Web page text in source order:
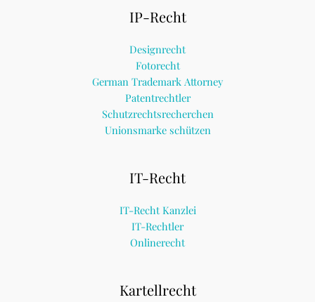
IP-Recht
Designrecht
Fotorecht
German Trademark Attorney
Patentrechtler
Schutzrechtsrecherchen
Unionsmarke schützen
IT-Recht
IT-Recht Kanzlei
IT-Rechtler
Onlinerecht
Kartellrecht